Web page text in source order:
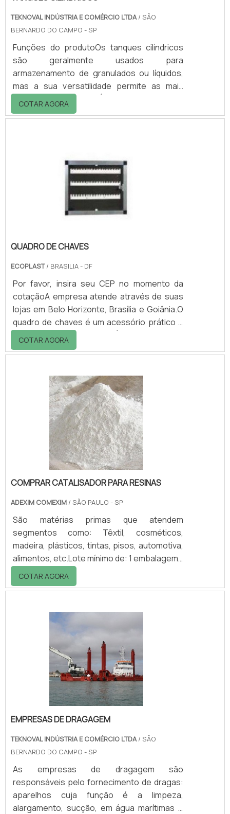
TEKNOVAL INDÚSTRIA E COMÉRCIO LTDA/ SÃO
BERNARDO DO CAMPO - SP
Funções do produtoOs tanques cilíndricos
são geralmente usados para
armazenamento de granulados ou líquidos,
mas a sua versatilidade permite as mais
diversas aplicações. É um tanque seguro
para transporte e armazenamento de
de espaço e por facilidade, principalmente
no momento de retirada do produto
armazenado.Vantagens dos tanques
Extremamente resistente; Prolongada vida
COTAR AGORA
QUADRO DE CHAVES
ECOPLAST/ BRASILIA - DF
Por favor, insira seu CEP no momento da
cotaçãoA empresa atende através de suas
lojas em Belo Horizonte, Brasília e Goiânia.O
quadro de chaves é um acessório prático e
extremamente versátil. É ideal para: -
Condomínios; - Indústrias; - Universidades; -
quadro de chaves deixa o ambiente
organizado, evitando o sumiço de chaves. É
produzido em alumínio com porta em acrílico
com fechadura para 20 à 60 chaves.Já o
quadro de chaves modelo Armário é
fabricado em .
COTAR AGORA
COMPRAR CATALISADOR PARA RESINAS
ADEXIM COMEXIM / SÃO PAULO - SP
São matérias primas que atendem
segmentos como: Têxtil, cosméticos,
madeira, plásticos, tintas, pisos, automotiva,
alimentos, etc.Lote mínimo de: 1 embalagem -
20kgA empresa se dedica a extração e
micronização de comprar catalisador para
mineral para resinas, e fillers para uma
grande variedade de indústrias em todo o
mundo.O Sulfato de Bário é um mineral
funcional, inerte que devido às suas
características físicas e químicas, pode
transferir ao seu produto v.
COTAR AGORA
EMPRESAS DE DRAGAGEM
TEKNOVAL INDÚSTRIA E COMÉRCIO LTDA/ SÃO
BERNARDO DO CAMPO - SP
As empresas de dragagem são
responsáveis pelo fornecimento de dragas:
aparelhos cuja função é a limpeza,
alargamento, sucção, em água marítimas e